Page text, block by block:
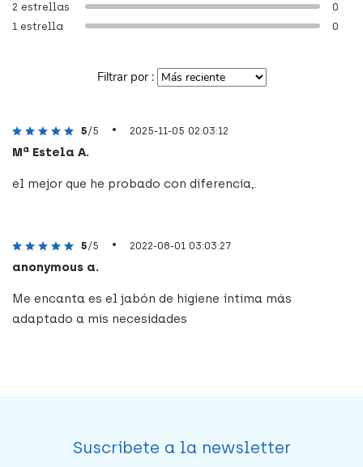
1 estrella 0
2 estrellas 0
Filtrar por :
5/5 • 2025-11-05 02:03:12
Mª Estela A.
el mejor que he probado con diferencia,.
5/5 • 2022-08-01 03:03:27
anonymous a.
Me encanta es el jabón de higiene íntima más
adaptado a mis necesidades
Suscríbete a la newsletter